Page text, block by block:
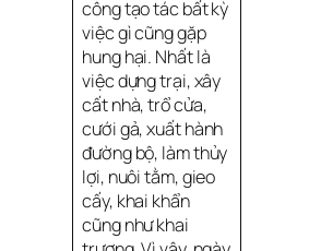
công tạo tác bất kỳ
việc gì cũng gặp
hung hại. Nhất là
việc dựng trại, xây
cất nhà, trổ cửa,
cưới gả, xuất hành
đường bộ, làm thủy
lợi, nuôi tằm, gieo
cấy, khai khẩn
cũng như khai